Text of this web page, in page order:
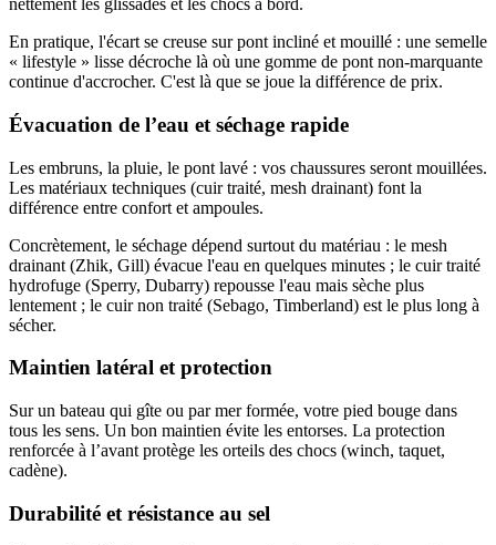
nettement les glissades et les chocs à bord.
En pratique, l'écart se creuse sur pont incliné et mouillé : une semelle
« lifestyle » lisse décroche là où une gomme de pont non-marquante
continue d'accrocher. C'est là que se joue la différence de prix.
Évacuation de l’eau et séchage rapide
Les embruns, la pluie, le pont lavé : vos chaussures seront mouillées.
Les matériaux techniques (cuir traité, mesh drainant) font la
différence entre confort et ampoules.
Concrètement, le séchage dépend surtout du matériau : le mesh
drainant (Zhik, Gill) évacue l'eau en quelques minutes ; le cuir traité
hydrofuge (Sperry, Dubarry) repousse l'eau mais sèche plus
lentement ; le cuir non traité (Sebago, Timberland) est le plus long à
sécher.
Maintien latéral et protection
Sur un bateau qui gîte ou par mer formée, votre pied bouge dans
tous les sens. Un bon maintien évite les entorses. La protection
renforcée à l’avant protège les orteils des chocs (winch, taquet,
cadène).
Durabilité et résistance au sel